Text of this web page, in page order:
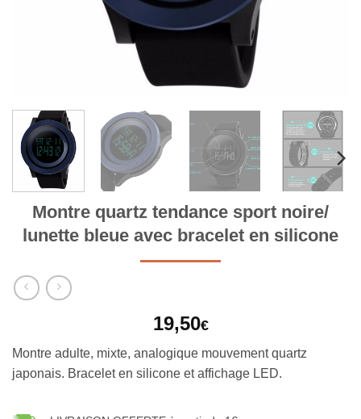
Montre quartz tendance sport noire/
lunette bleue avec bracelet en silicone
19,50€
Montre adulte, mixte, analogique mouvement quartz
japonais. Bracelet en silicone et affichage LED.